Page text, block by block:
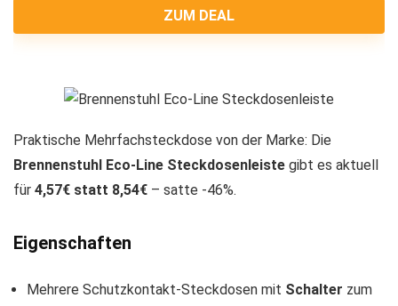
ZUM DEAL
Praktische Mehrfachsteckdose von der Marke: Die
Brennenstuhl Eco-Line Steckdosenleiste gibt es aktuell
für 4,57€ statt 8,54€ – satte -46%.
Eigenschaften
Mehrere Schutzkontakt-Steckdosen mit Schalter zum